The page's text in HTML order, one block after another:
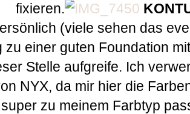
fixieren.
(viele sehen das
zu einer guten Foundation
Stelle aufgreife. Ich
NYX, da mir hier die
zu meinem Farbtyp